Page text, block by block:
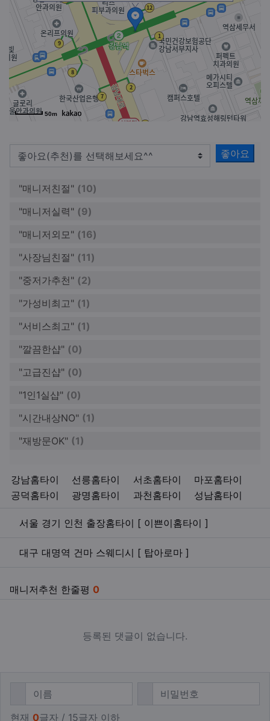
50m
좋아요
"매니저친절" (10)
"매니저실력" (9)
"매니저외모" (16)
"사장님친절" (11)
"중저가추천" (2)
"가성비최고" (1)
"서비스최고" (1)
"깔끔한샵" (0)
"고급진샵" (0)
"1인1실샵" (0)
"시간내상NO" (1)
"재방문OK" (1)
강남홈타이 선릉홈타이 서초홈타이
마포홈타이
공덕홈타이
광명홈타이 과천홈타이 성남홈타이
키워드
관련자료
서울 경기 인천 출장홈타이 [ 이쁜이홈타이 ]
대구 대명역 건마 스웨디시 [ 탑아로마 ]
매니저추천 한줄평 0
등록된 댓글이 없습니다.
댓글쓰기
필수 비밀번호필수
현재 0글자 / 15글자 이하